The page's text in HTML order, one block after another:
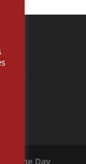
One Day